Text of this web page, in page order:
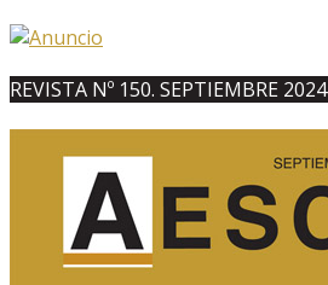
REVISTA Nº 150. SEPTIEMBRE 2024